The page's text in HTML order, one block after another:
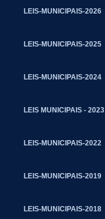
LEIS-MUNICIPAIS-2026
LEIS-MUNICIPAIS-2025
LEIS-MUNICIPAIS-2024
LEIS MUNICIPAIS - 2023
LEIS-MUNICIPAIS-2022
LEIS-MUNICIPAIS-2019
LEIS-MUNICIPAIS-2018